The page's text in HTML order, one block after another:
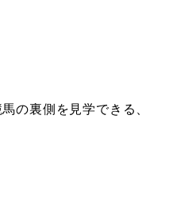
の裏側を見学できる、